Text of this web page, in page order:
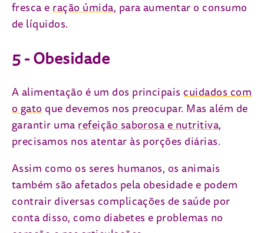
fresca eração úmida, para aumentar o consumo
de líquidos.
5 - Obesidade
A alimentação é um dos principaiscuidados com
o gatoque devemos nos preocupar. Mas além de
garantir umarefeição saborosa e nutritiva,
precisamos nos atentar às porções diárias.
Assim como os seres humanos, os animais
também são afetados pela obesidade e podem
contrair diversas complicações de saúde por
conta disso, como diabetes e problemas no